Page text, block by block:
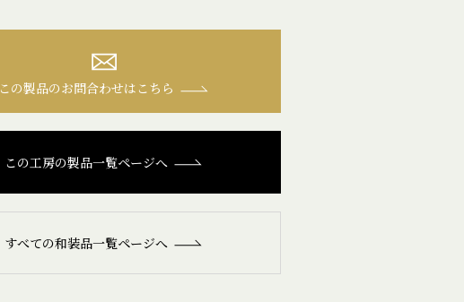
この製品のお問合わせはこちら
この工房の製品一覧ページへ
すべての和装品一覧ページへ